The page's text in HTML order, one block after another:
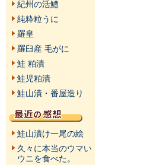
紀州の活鱧
純粋粒うに
羅皇
羅臼産 毛がに
鮭 粕漬
鮭児粕漬
鮭山漬・番屋造り
鮭山漬け一尾の絵
久々に本当のウマい
ウニを食べた。